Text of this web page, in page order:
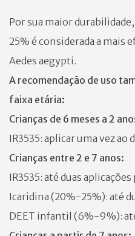
Por sua maior
25% é considerada a mais
Aedes aegypti.
A recomendação de uso
faixa etária:
Crianças de 6 meses a 2
IR3535: aplicar uma vez ao
Crianças entre 2 e 7 anos:
IR3535: até duas aplicações
Icaridina (20%-25%): até
DEET infantil (6%-9%):